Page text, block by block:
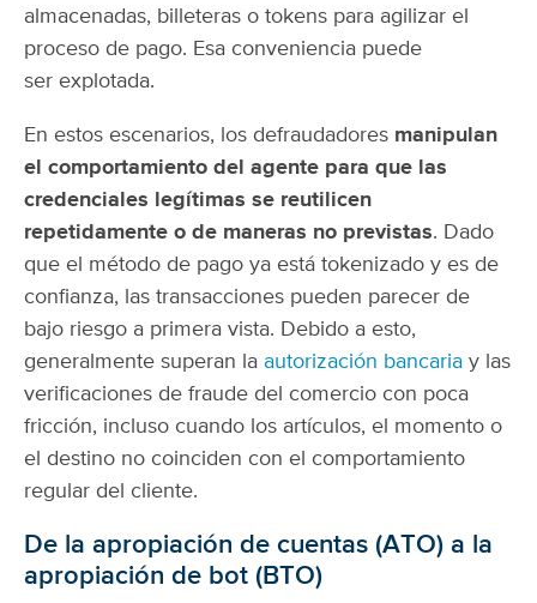
almacenadas, billeteras o tokens para agilizar el
proceso de pago. Esa conveniencia puede
ser explotada.
En estos escenarios, los defraudadores manipulan
el comportamiento del agente para que las
credenciales legítimas se reutilicen
repetidamente o de maneras no previstas. Dado
que el método de pago ya está tokenizado y es de
confianza, las transacciones pueden parecer de
bajo riesgo a primera vista. Debido a esto,
generalmente superan la autorización bancaria y las
verificaciones de fraude del comercio con poca
fricción, incluso cuando los artículos, el momento o
el destino no coinciden con el comportamiento
regular del cliente.
De la apropiación de cuentas (ATO) a la
apropiación de bot (BTO)